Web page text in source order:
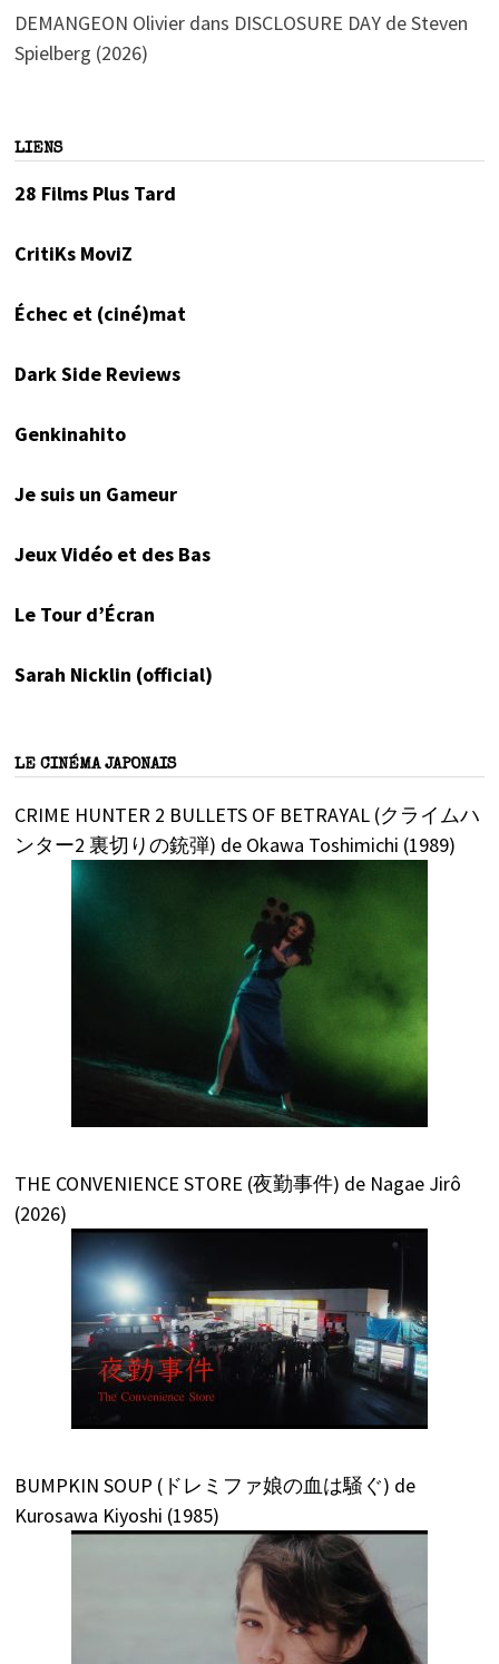
DEMANGEON Olivierdans DISCLOSURE DAY de Steven
Spielberg (2026)
LIENS
28 Films Plus Tard
CritiKs MoviZ
Échec et (ciné)mat
Dark Side Reviews
Genkinahito
Je suis un Gameur
Jeux Vidéo et des Bas
Le Tour d’Écran
Sarah Nicklin (official)
LE CINÉMA JAPONAIS
CRIME HUNTER 2 BULLETS OF BETRAYAL (クライムハ
ンター2 裏切りの銃弾) de Okawa Toshimichi (1989)
THE CONVENIENCE STORE (夜勤事件) de Nagae Jirô
(2026)
BUMPKIN SOUP (ドレミファ娘の血は騒ぐ) de
Kurosawa Kiyoshi (1985)